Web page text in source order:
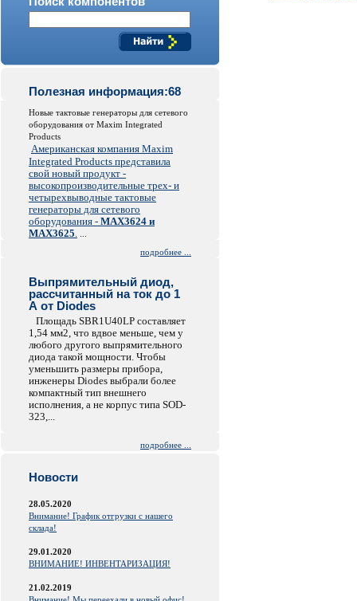
Полезная информация:68
Новые тактовые генераторы для сетевого
оборудования от Maxim Integrated
Products
Американская компания Maxim
Integrated Products представила
свой новый продукт -
высокопроизводительные трех- и
четырехвыводные тактовые
генераторы для сетевого
оборудования - MAX3624 и
MAX3625.
подробнее ...
Выпрямительный диод,
рассчитанный на ток до 1
А от Diodes
Площадь SBR1U40LP составляет
1,54 мм2, что вдвое меньше, чем у
любого другого выпрямительного
диода такой мощности. Чтобы
уменьшить размеры прибора,
инженеры Diodes выбрали более
компактный тип внешнего
исполнения, а не корпус типа SOD-
323,...
подробнее ...
Новости
28.05.2020
Внимание! График отгрузки с нашего
склада!
29.01.2020
ВНИМАНИЕ! ИНВЕНТАРИЗАЦИЯ!
21.02.2019